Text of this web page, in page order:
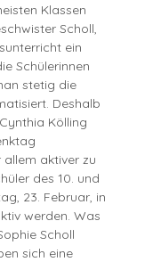
Klassen
Scholl,
ein
Schülerinnen
stetig die
Deshalb
Kölling
aktiver zu
des 10. und
23. Februar, in
werden. Was
Scholl
sich eine